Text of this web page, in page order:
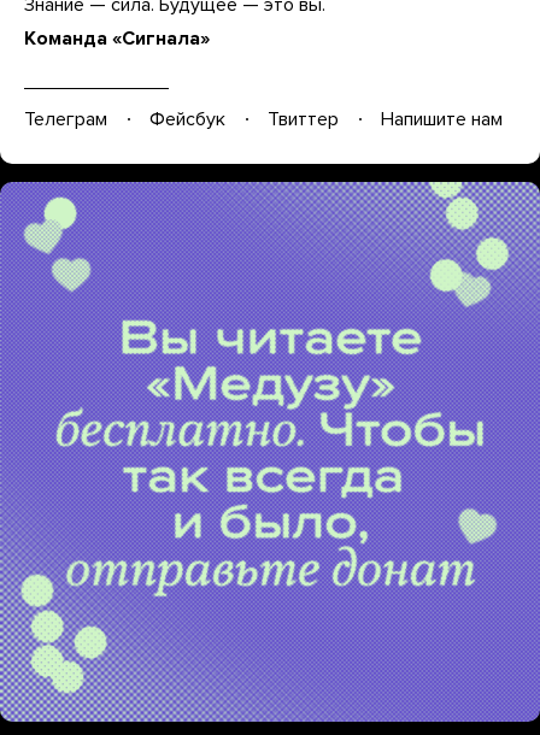
Знание — сила. Будущее — это вы.
Команда «Сигнала»
Телеграм Фейсбук Твиттер Напишите нам